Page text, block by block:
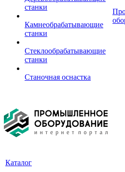
станки
Камнеобрабатывающие
станки
Стеклообрабатывающие
станки
Станочная оснастка
Каталог